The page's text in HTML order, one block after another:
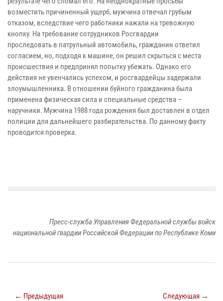
возместить причиненный ущерб, мужчина отвечал грубым
отказом, вследствие чего работники нажали на тревожную
кнопку. На требование сотрудников Росгвардии
проследовать в патрульный автомобиль, гражданин ответил
согласием, но, подходя к машине, он решил скрыться с места
происшествия и предпринял попытку убежать. Однако его
действия не увенчались успехом, и росгвардейцы задержали
злоумышленника. В отношении буйного гражданина была
применена физическая сила и специальные средства –
наручники. Мужчина 1988 года рождения был доставлен в отдел
полиции для дальнейшего разбирательства. По данному факту
проводится проверка.
Пресс-служба Управления Федеральной службы войск
национальной гвардии Российской Федерации по Республике Коми
← Предыдущая Следующая →